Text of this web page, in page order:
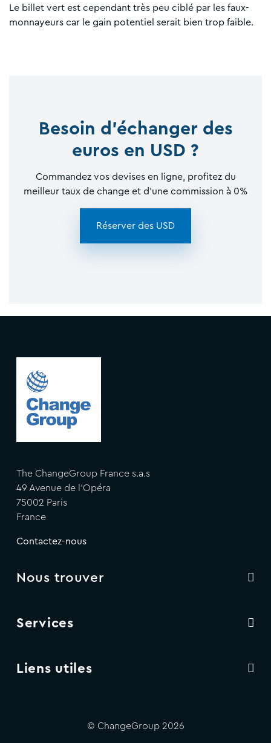
Le billet vert est cependant très peu ciblé par les faux-
monnayeurs car le gain potentiel serait bien trop faible.
Besoin d'échanger des
euros en USD ?
Commandez vos devises en ligne, profitez du
meilleur taux de change et d'une commission à 0%
Réserver des USD
The ChangeGroup France s.a.s
49 Avenue de l'Opéra
75002 Paris
France
Contactez-nous
Nous trouver
Services
Liens utiles
© ChangeGroup 2026